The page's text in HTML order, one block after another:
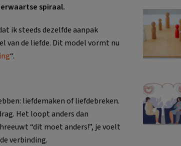
spiraal.
ik steeds dezelfde aanpak
van de liefde. Dit model vormt nu
“.
liefdemaken of liefdebreken.
Het loopt anders dan
“dit moet anders!”, je voelt
verbinding.